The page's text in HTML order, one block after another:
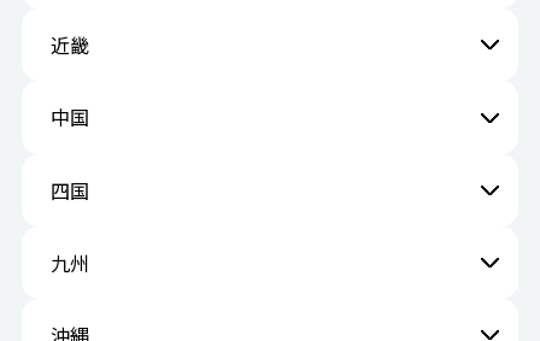
近畿
中国
四国
九州
沖縄